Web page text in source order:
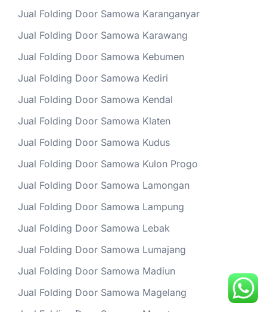
Jual Folding Door Samowa Karanganyar
Jual Folding Door Samowa Karawang
Jual Folding Door Samowa Kebumen
Jual Folding Door Samowa Kediri
Jual Folding Door Samowa Kendal
Jual Folding Door Samowa Klaten
Jual Folding Door Samowa Kudus
Jual Folding Door Samowa Kulon Progo
Jual Folding Door Samowa Lamongan
Jual Folding Door Samowa Lampung
Jual Folding Door Samowa Lebak
Jual Folding Door Samowa Lumajang
Jual Folding Door Samowa Madiun
Jual Folding Door Samowa Magelang